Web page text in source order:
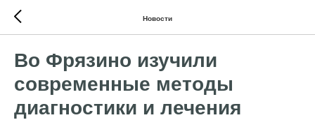
Новости
Во Фрязино изучили
современные методы
диагностики и лечения